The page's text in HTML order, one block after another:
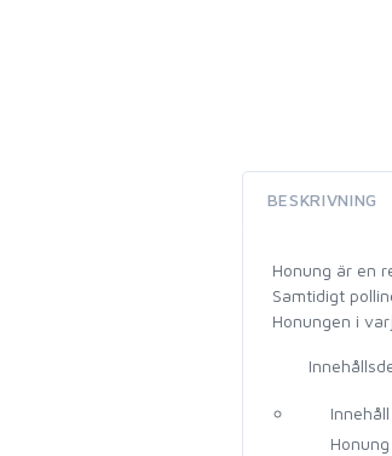
BESKRIVNING
Honung är en
Samtidigt
Honungen i
Innehåll